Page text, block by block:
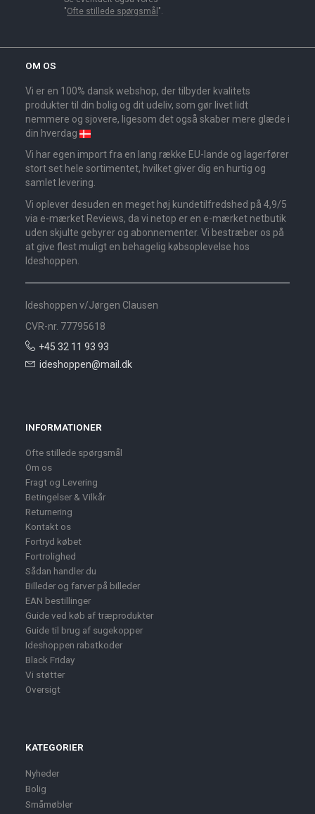
"Ofte stillede spørgsmål ".
OM OS
Vi er en 100% dansk webshop, der tilbyder kvalitets
produkter til din bolig og dit udeliv, som gør livet lidt
nemmere og sjovere, ligesom det også skaber mere glæde i
din hverdag
Vi har egen import fra en lang række EU-lande og lagerfører
stort set hele sortimentet, hvilket giver dig en hurtig og
samlet levering.
Vi oplever desuden en meget høj kundetilfredshed på 4,9/5
via e-mærket Reviews, da vi netop er en e-mærket netbutik
uden skjulte gebyrer og abonnementer. Vi bestræber os på
at give flest muligt en behagelig købsoplevelse hos
Ideshoppen.
Ideshoppen v/Jørgen Clausen
CVR-nr. 77795618
+45 32 11 93 93
ideshoppen@mail.dk
INFORMATIONER
Ofte stillede spørgsmål
Om os
Fragt og Levering
Betingelser & Vilkår
Returnering
Kontakt os
Fortryd købet
Fortrolighed
Sådan handler du
Billeder og farver på billeder
EAN bestillinger
Guide ved køb af træprodukter
Guide til brug af sugekopper
Ideshoppen rabatkoder
Black Friday
Vi støtter
Oversigt
KATEGORIER
Nyheder
Bolig
Småmøbler